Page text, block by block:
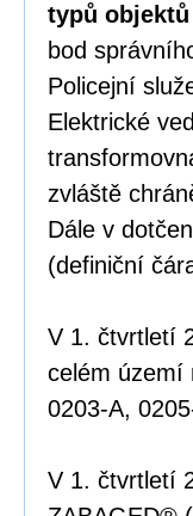
typů
bod
Policejní
Elektrické
zvláště
Dále v
(definiční
V 1. čtvrtletí
celém území
0203-A,
V 1. čtvrtletí